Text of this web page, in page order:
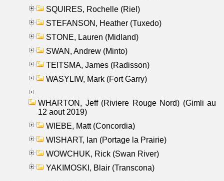
SQUIRES, Rochelle (Riel)
STEFANSON, Heather (Tuxedo)
STONE, Lauren (Midland)
SWAN, Andrew (Minto)
TEITSMA, James (Radisson)
WASYLIW, Mark (Fort Garry)
WHARTON, Jeff (Riviere Rouge Nord) (Gimli au
12 aout 2019)
WIEBE, Matt (Concordia)
WISHART, Ian (Portage la Prairie)
WOWCHUK, Rick (Swan River)
YAKIMOSKI, Blair (Transcona)